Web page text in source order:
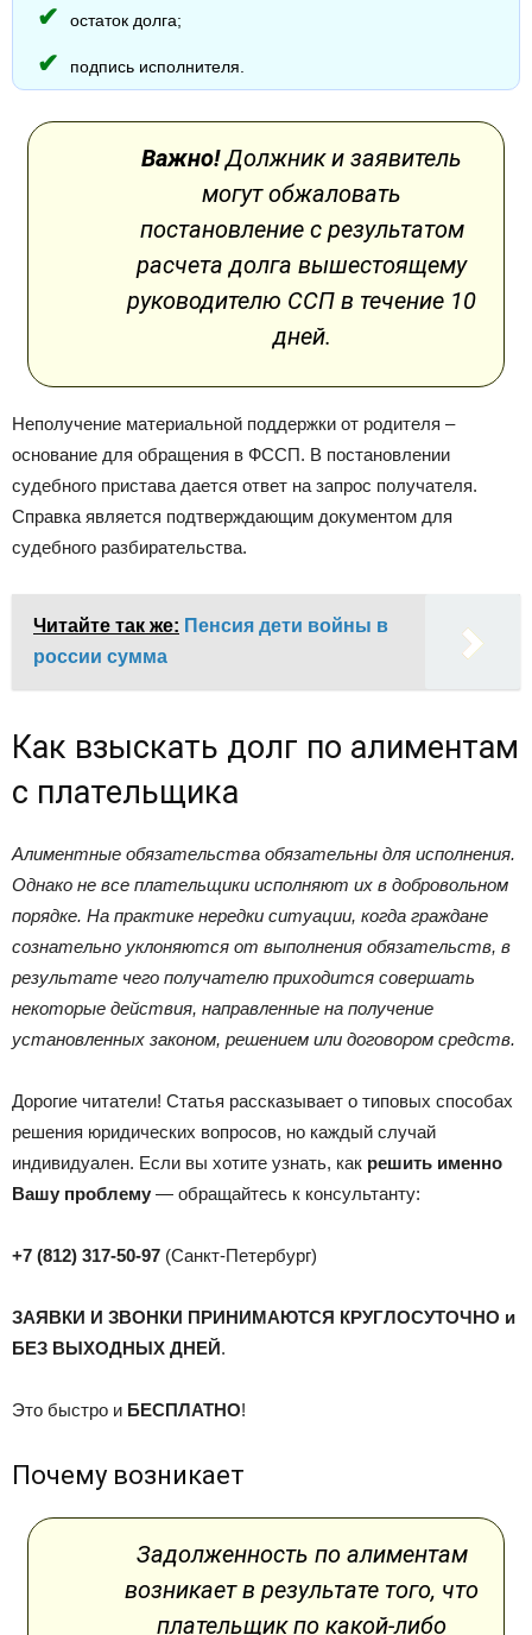
остаток долга;
подпись исполнителя.
Важно!Должник и заявитель
могут обжаловать
постановление с результатом
расчета долга вышестоящему
руководителю ССП в течение 10
дней.
Неполучение материальной поддержки от родителя –
основание для обращения в ФССП. В постановлении
судебного пристава дается ответ на запрос получателя.
Справка является подтверждающим документом для
судебного разбирательства.
Читайте так же: Пенсия дети войны в
россии сумма
Как взыскать долг по алиментам
с плательщика
Алиментные обязательства обязательны для исполнения.
Однако не все плательщики исполняют их в добровольном
порядке. На практике нередки ситуации, когда граждане
сознательно уклоняются от выполнения обязательств, в
результате чего получателю приходится совершать
некоторые действия, направленные на получение
установленных законом, решением или договором средств.
Дорогие читатели! Статья рассказывает о типовых способах
решения юридических вопросов, но каждый случай
индивидуален. Если вы хотите узнать, как решить именно
Вашу проблему — обращайтесь к консультанту:
+7 (812) 317-50-97 (Санкт-Петербург)
ЗАЯВКИ И ЗВОНКИ ПРИНИМАЮТСЯ КРУГЛОСУТОЧНО и
БЕЗ ВЫХОДНЫХ ДНЕЙ.
Это быстро и БЕСПЛАТНО!
Почему возникает
Задолженность по алиментам
возникает в результате того, что
плательщик по какой-либо